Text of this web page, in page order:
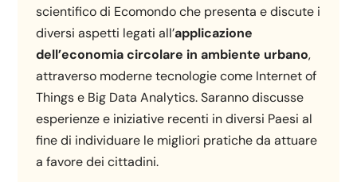
scientifico di Ecomondo che presenta e discute i
diversi aspetti legati all’applicazione
dell’economia circolare in ambiente urbano,
attraverso moderne tecnologie come Internet of
Things e Big Data Analytics. Saranno discusse
esperienze e iniziative recenti in diversi Paesi al
fine di individuare le migliori pratiche da attuare
a favore dei cittadini.